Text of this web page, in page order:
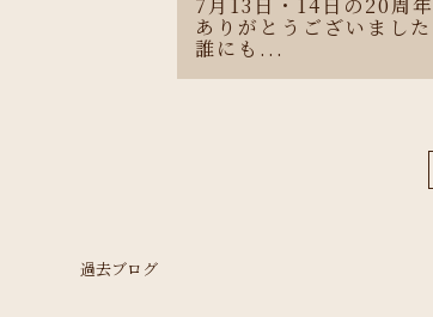
ありがとうございました
誰にも...
過去ブログ